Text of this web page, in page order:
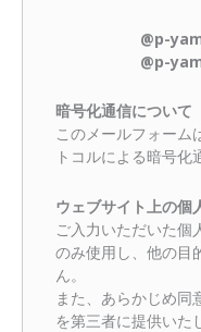
@p-
@p-
暗号化通信について
このメールフォーム
トコルによる暗号化
ウェブサイト上の個
ご入力いただいた個
のみ使用し、他の目
ん。
また、あらかじめ同
を第三者に提供いた